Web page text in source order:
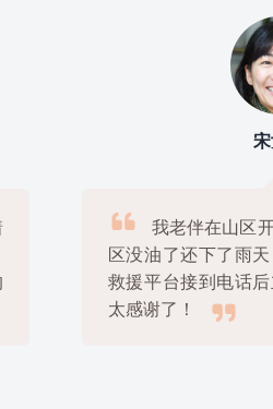
宋

我老伴在山区开
区没油了还下了雨天
救援平台接到电话后
太感谢了！
